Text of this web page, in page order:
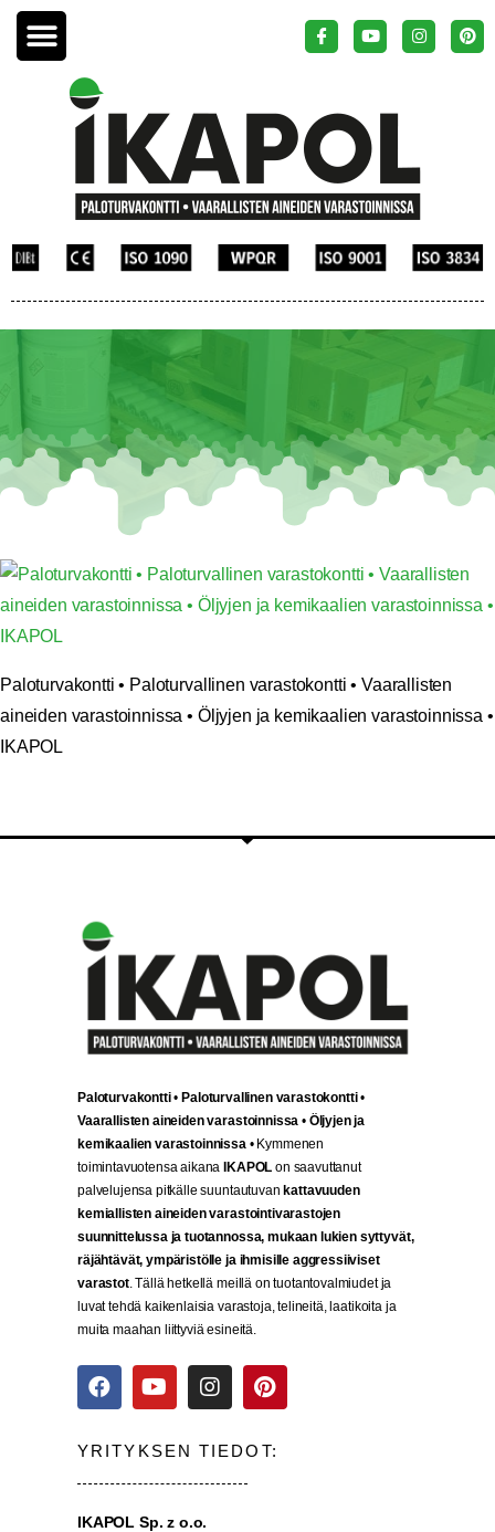
Paloturvakontti • Paloturvallinen varastokontti • Vaarallisten
aineiden varastoinnissa • Öljyjen ja kemikaalien varastoinnissa •
IKAPOL
Paloturvakontti•Paloturvallinen varastokontti•
Vaarallisten aineiden varastoinnissa •Öljyjen ja
kemikaalien varastoinnissa • Kymmenen
toimintavuotensa aikanaIKAPOL on saavuttanut
palvelujensa pitkälle suuntautuvankattavuuden
kemiallisten aineiden varastointivarastojen
suunnittelussa ja tuotannossa, mukaan lukien syttyvät,
räjähtävät, ympäristölle ja ihmisille aggressiiviset
varastot. Tällä hetkellä meillä on tuotantovalmiudet ja
luvat tehdä kaikenlaisia varastoja, telineitä, laatikoita ja
muita maahan liittyviä esineitä.
YRITYKSEN TIEDOT:
IKAPOL Sp. z o.o.